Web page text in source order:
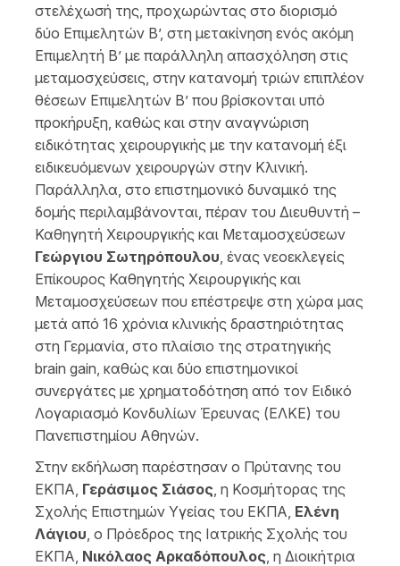
στελέχωσή της, προχωρώντας στο διορισμό
δύο Επιμελητών Β’, στη μετακίνηση ενός ακόμη
Επιμελητή Β’ με παράλληλη απασχόληση στις
μεταμοσχεύσεις, στην κατανομή τριών επιπλέον
θέσεων Επιμελητών Β’ που βρίσκονται υπό
προκήρυξη, καθώς και στην αναγνώριση
ειδικότητας χειρουργικής με την κατανομή έξι
ειδικευόμενων χειρουργών στην Κλινική.
Παράλληλα, στο επιστημονικό δυναμικό της
δομής περιλαμβάνονται, πέραν του Διευθυντή –
Καθηγητή Χειρουργικής και Μεταμοσχεύσεων
Γεώργιου Σωτηρόπουλου , ένας νεοεκλεγείς
Επίκουρος Καθηγητής Χειρουργικής και
Μεταμοσχεύσεων που επέστρεψε στη χώρα μας
μετά από 16 χρόνια κλινικής δραστηριότητας
στη Γερμανία, στο πλαίσιο της στρατηγικής
brain gain, καθώς και δύο επιστημονικοί
συνεργάτες με χρηματοδότηση από τον Ειδικό
Λογαριασμό Κονδυλίων Έρευνας (ΕΛΚΕ) του
Πανεπιστημίου Αθηνών.
Στην εκδήλωση παρέστησαν ο Πρύτανης του
ΕΚΠΑ, Γεράσιμος Σιάσος , η Κοσμήτορας της
Σχολής Επιστημών Υγείας του ΕΚΠΑ, Ελένη
Λάγιου , ο Πρόεδρος της Ιατρικής Σχολής του
ΕΚΠΑ, Νικόλαος Αρκαδόπουλος , η Διοικήτρια